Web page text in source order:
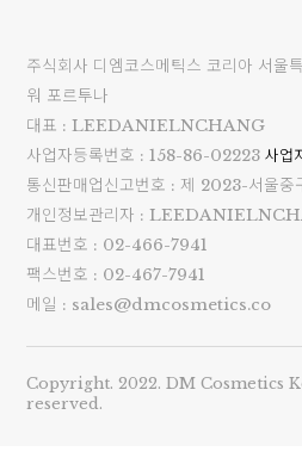
주식회사 디엠코스메틱스 코리아 서울
워 포르투나
대표 : LEEDANIELNCHANG
사업자등록번호 : 158-86-02223 사업
통신판매업신고번호 : 제 2023-서울
개인정보관리자 :
대표번호 : 02-466-7941
팩스번호 : 02-467-7941
메일 : sales@dmcosmetics.co
Copyright. 2022. DM Cosmetics
reserved.